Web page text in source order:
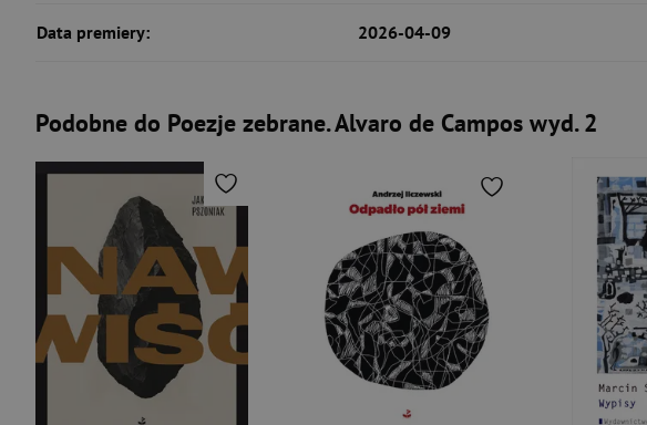
Data premiery: 2026-04-09
Podobne do Poezje zebrane. Alvaro de Campos wyd. 2